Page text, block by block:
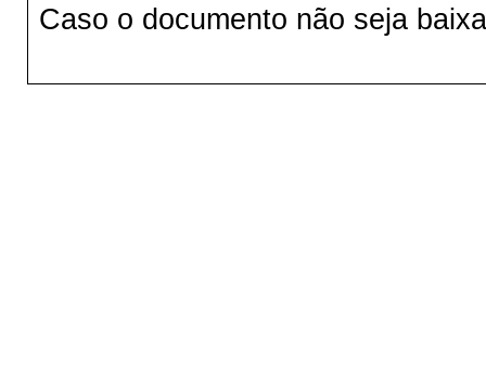
Caso o documento não seja